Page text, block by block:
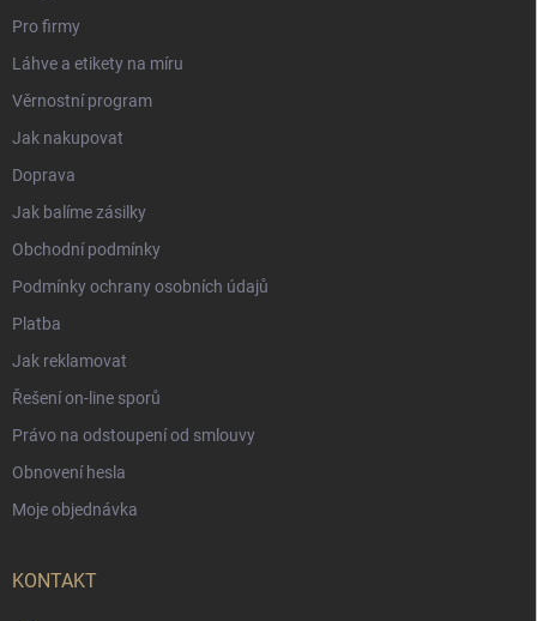
Pro firmy
Láhve a etikety na míru
Věrnostní program
Jak nakupovat
Doprava
Jak balíme zásilky
Obchodní podmínky
Podmínky ochrany osobních údajů
Platba
Jak reklamovat
Řešení on-line sporů
Právo na odstoupení od smlouvy
Obnovení hesla
Moje objednávka
KONTAKT